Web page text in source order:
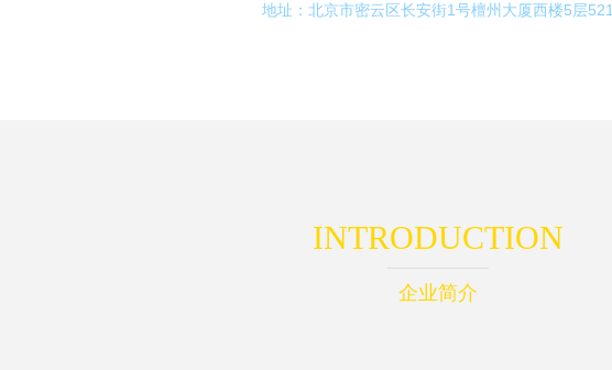
地址：北京市密云区长安街1号檀州大厦西楼5层521
INTRODUCTION
企业简介